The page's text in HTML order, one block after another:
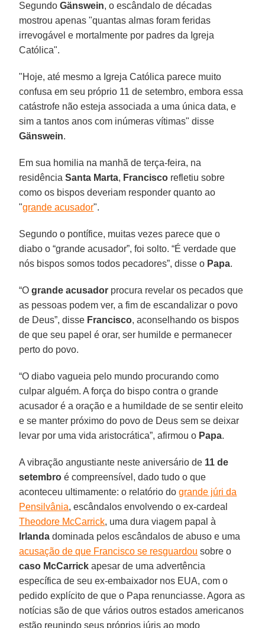
SegundoGänswein, o escândalo de décadas
mostrou apenas "quantas almas foram feridas
irrevogável e mortalmente por padres da Igreja
Católica".
"Hoje, até mesmo a Igreja Católica parece muito
confusa em seu próprio 11 de setembro, embora essa
catástrofe não esteja associada a uma única data, e
sim a tantos anos com inúmeras vítimas" disse
Gänswein.
Em sua homilia na manhã de terça-feira, na
residênciaSanta Marta, Francisco refletiu sobre
como os bispos deveriam responder quanto ao
"grande acusador".
Segundo o pontífice, muitas vezes parece que o
diabo o “grande acusador”, foi solto. “É verdade que
nós bispos somos todos pecadores”, disse o Papa.
“Ogrande acusador procura revelar os pecados que
as pessoas podem ver, a fim de escandalizar o povo
de Deus”, disse Francisco, aconselhando os bispos
de que seu papel é orar, ser humilde e permanecer
perto do povo.
“O diabo vagueia pelo mundo procurando como
culpar alguém. A força do bispo contra o grande
acusador é a oração e a humildade de se sentir eleito
e se manter próximo do povo de Deus sem se deixar
levar por uma vida aristocrática”, afirmou o Papa.
A vibração angustiante neste aniversário de 11 de
setembroé compreensível, dado tudo o que
aconteceu ultimamente: o relatório dogrande júri da
Pensilvânia, escândalos envolvendo o ex-cardeal
Theodore McCarrick, uma dura viagem papal à
Irlanda dominada pelos escândalos de abuso e uma
acusação de que Francisco se resguardou sobre o
caso McCarrick apesar de uma advertência
específica de seu ex-embaixador nos EUA, com o
pedido explícito de que o Papa renunciasse. Agora as
notícias são de que vários outros estados americanos
estão reunindo seus próprios júris ao modo